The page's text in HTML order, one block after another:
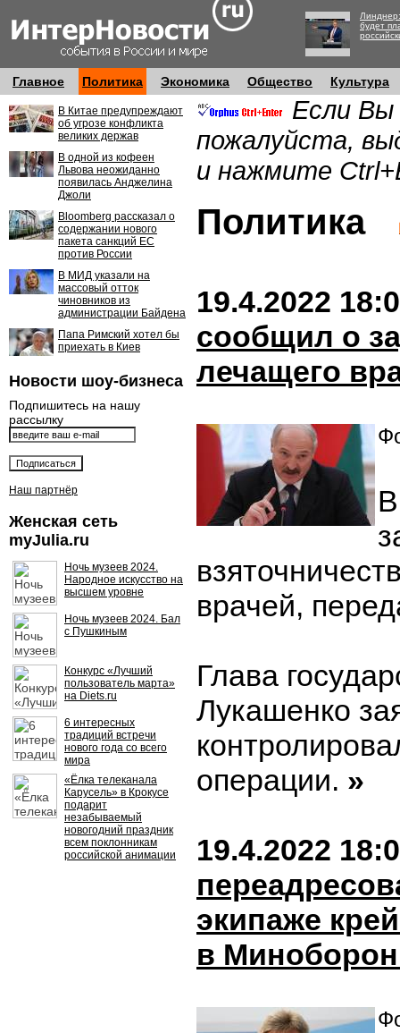
будет
Главное Политика Экономика Общество Культура
В Китае предупреждают
об угрозе конфликта
великих держав
В одной из кофеен
Львова неожиданно
появилась Анджелина
Джоли
Bloomberg рассказал о
содержании нового
пакета санкций ЕС
против России
В МИД указали на
массовый отток
чиновников из
администрации Байдена
Папа Римский хотел бы
приехать в Киев
Новости шоу-бизнеса
Подпишитесь на нашу
рассылку
Наш партнёр
Женская сеть
myJulia.ru
Ночь музеев 2024.
Народное искусство на
высшем уровне
Ночь музеев 2024. Бал
с Пушкиным
Конкурс «Лучший
пользователь марта»
на Diets.ru
6 интересных
традиций встречи
нового года со всего
мира
«Ёлка телеканала
Карусель» в Крокусе
подарит
незабываемый
новогодний праздник
всем поклонникам
российской анимации
Если Вы
пожалуйста,
и нажмите
Политика
19.4.2022
сообщил о
лечащего
врачей,
Глава
Лукашенко
операции. »
19.4.2022
экипаже
в